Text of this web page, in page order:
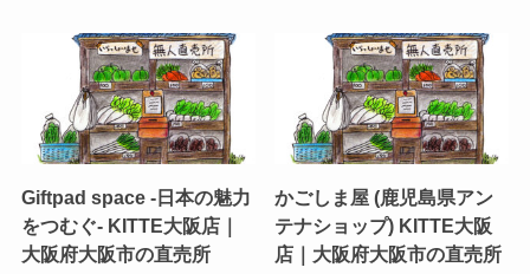
Giftpad space -日本の魅力
をつむぐ- KITTE大阪店｜
大阪府大阪市の直売所
かごしま屋 (鹿児島県アン
テナショップ) KITTE大阪
店｜大阪府大阪市の直売所